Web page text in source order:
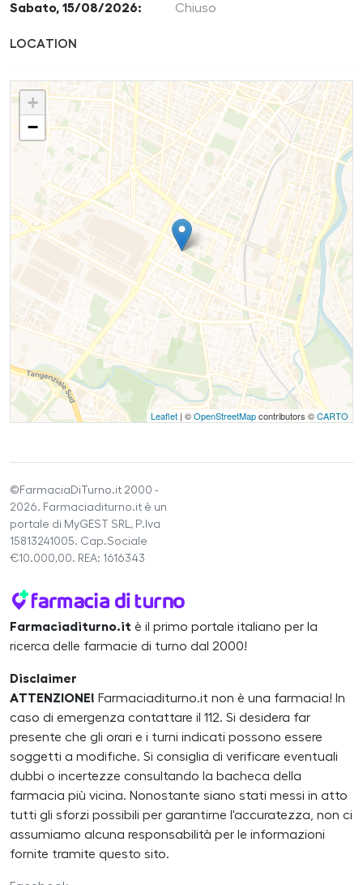
Sabato, 15/08/2026: Chiuso
LOCATION
+
−
Leaflet | ©OpenStreetMapcontributors ©CARTO
©FarmaciaDiTurno.it 2000 -
2026. Farmaciaditurno.it è un
portale di MyGEST SRL, P.Iva
15813241005. Cap.Sociale
€10.000,00. REA: 1616343
Farmaciaditurno.it è il primo portale italiano per la
ricerca delle farmacie di turno dal 2000!
Disclaimer
ATTENZIONE! Farmaciaditurno.it non è una farmacia! In
caso di emergenza contattare il 112. Si desidera far
presente che gli orari e i turni indicati possono essere
soggetti a modifiche. Si consiglia di verificare eventuali
dubbi o incertezze consultando la bacheca della
farmacia più vicina. Nonostante siano stati messi in atto
tutti gli sforzi possibili per garantirne l'accuratezza, non ci
assumiamo alcuna responsabilità per le informazioni
fornite tramite questo sito.